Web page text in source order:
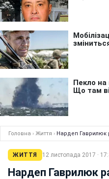
Головна › Життя › Нардеп Гаврилюк
ЖИТТЯ 12 листопада 2017 ·
Нардеп Гаврилюк